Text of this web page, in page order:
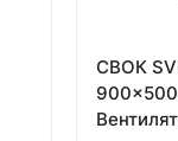
СВОК